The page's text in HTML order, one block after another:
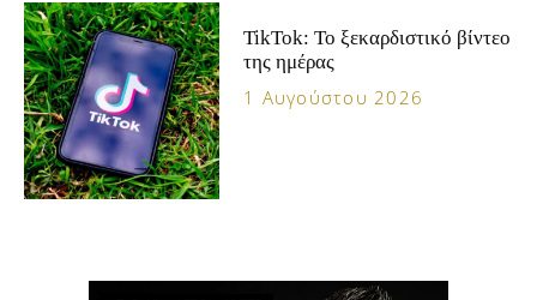
TikTok: Το ξεκαρδιστικό βίντεο
της ημέρας
1 Αυγούστου 2026